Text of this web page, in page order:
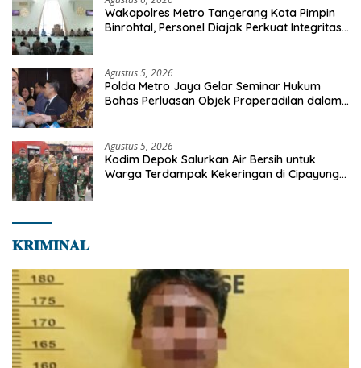
Wakapolres Metro Tangerang Kota Pimpin
Binrohtal, Personel Diajak Perkuat Integritas
Agustus 5, 2026
Polda Metro Jaya Gelar Seminar Hukum
Bahas Perluasan Objek Praperadilan dalam
Agustus 5, 2026
Kodim Depok Salurkan Air Bersih untuk
Warga Terdampak Kekeringan di Cipayung
𝐊𝐑𝐈𝐌𝐈𝐍𝐀𝐋